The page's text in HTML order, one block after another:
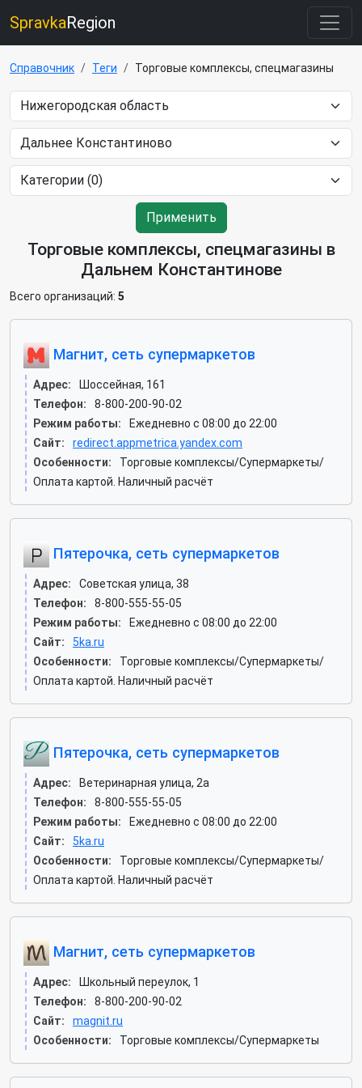
SpravkaRegion
Справочник Теги Торговые комплексы, спецмагазины
Применить
Торговые комплексы, спецмагазины в
Дальнем Константинове
Всего организаций: 5
Магнит, сеть супермаркетов
Адрес:
Шоссейная, 161
Телефон:
8-800-200-90-02
Режим работы:
Ежедневно с 08:00 до 22:00
Сайт:
redirect.appmetrica.yandex.com
Особенности:
Торговые комплексы/Супермаркеты/
Оплата картой. Наличный расчёт
Пятерочка, сеть супермаркетов
Адрес:
Советская улица, 38
Телефон:
8-800-555-55-05
Режим работы:
Ежедневно с 08:00 до 22:00
Сайт:
5ka.ru
Особенности:
Торговые комплексы/Супермаркеты/
Оплата картой. Наличный расчёт
Пятерочка, сеть супермаркетов
Адрес:
Ветеринарная улица, 2а
Телефон:
8-800-555-55-05
Режим работы:
Ежедневно с 08:00 до 22:00
Сайт:
5ka.ru
Особенности:
Торговые комплексы/Супермаркеты/
Оплата картой. Наличный расчёт
Магнит, сеть супермаркетов
Адрес:
Школьный переулок, 1
Телефон:
8-800-200-90-02
Сайт:
magnit.ru
Особенности:
Торговые комплексы/Супермаркеты